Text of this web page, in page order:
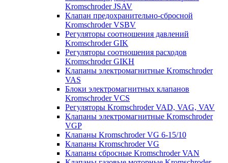
Kromschroder JSAV
Клапан предохранительно-сбросной
Kromschroder VSBV
Регуляторы соотношения давлений
Kromschroder GIK
Регуляторы соотношения расходов
Kromschroder GIKH
Клапаны электромагнитные Kromschroder
VAS
Блоки электромагнитных клапанов
Kromschroder VCS
Регуляторы Kromschroder VAD, VAG, VAV
Клапаны электромагнитные Kromschroder
VGP
Клапаны Kromschroder VG 6-15/10
Клапаны Kromschroder VG
Клапаны сбросные Kromschroder VAN